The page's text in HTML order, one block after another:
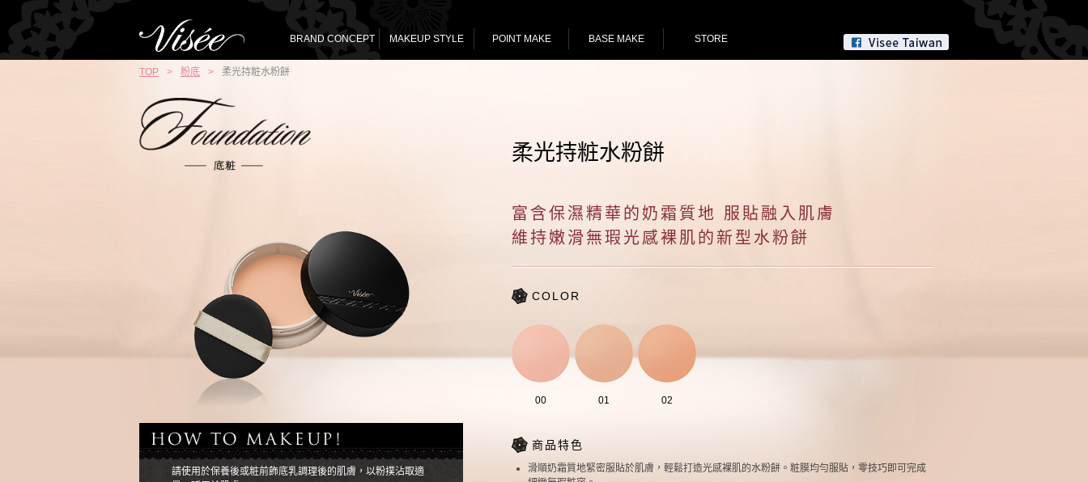
BRAND CONCEPT MAKEUP STYLE POINT MAKE BASE MAKE STORE
TOP > 粉底 > 柔光持粧水粉餅
請使用於保養後或粧前飾底乳調理後的肌膚，以粉撲沾取適
柔光持粧水粉餅
富含保濕精華的奶霜質地 服貼融入肌膚
維持嫩滑無瑕光感裸肌的新型水粉餅
COLOR
00 01 02
商品特色
滑順奶霜質地緊密服貼於肌膚，輕鬆打造光感裸肌的水粉餅。粧膜均勻服貼，零技巧即可完成